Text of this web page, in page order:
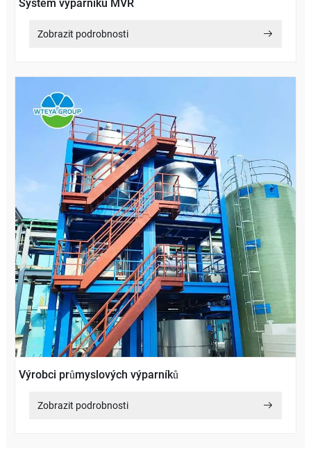
Systém výparníku MVR
Zobrazit podrobnosti
Výrobci průmyslových výparníků
Zobrazit podrobnosti